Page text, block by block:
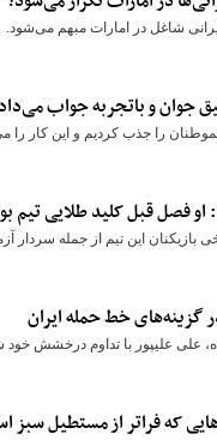
شاغل در امارات مبهم می‌شود.
جوان و باتجربه جواب می‌داد
را جذب کردیم و این کار را
فصل قبل کلید طلایی تیم
این تیم از جمله سردار
گزینه‌های خط حمله ایران
علی علیپور با تداوم درخشش خود
که فراتر از مستطیل سبز